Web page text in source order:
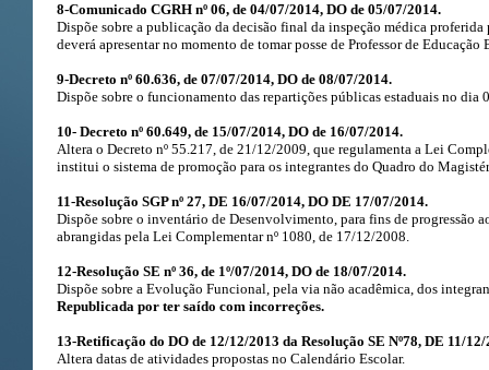
8-Comunicado CGRH nº 06, de 04/07/2014, DO de 05/07/2014.
Dispõe sobre a publicação da decisão final da inspeção médica
deverá apresentar no momento de tomar posse de Professor de Educação
9-Decreto nº 60.636, de 07/07/2014, DO de 08/07/2014.
Dispõe sobre o funcionamento das repartições públicas estaduais no dia
10- Decreto nº 60.649, de 15/07/2014, DO de 16/07/2014.
Altera o Decreto nº 55.217, de 21/12/2009, que regulamenta a Lei
institui o sistema de promoção para os integrantes do Quadro do
11-Resolução SGP nº 27, DE 16/07/2014, DO DE 17/07/2014.
Dispõe sobre o inventário de Desenvolvimento, para fins de progressão
abrangidas pela Lei Complementar nº 1080, de 17/12/2008.
12-Resolução SE nº 36, de 1º/07/2014, DO de 18/07/2014.
Dispõe sobre a Evolução Funcional, pela via não acadêmica, dos
Republicada por ter saído com incorreções.
13-Retificação do DO de 12/12/2013 da Resolução SE Nº78, DE 11/
Altera datas de atividades propostas no Calendário Escolar.